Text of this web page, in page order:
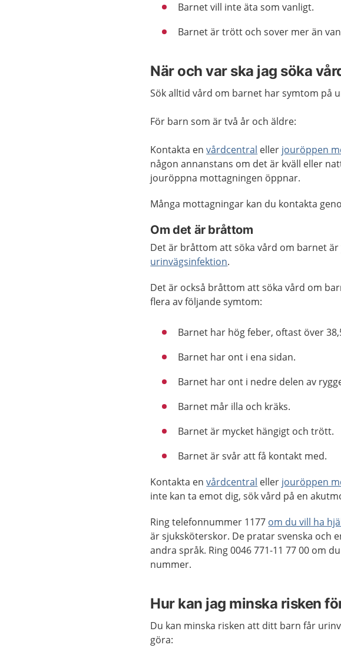
Barnet vill inte äta som vanligt.
Barnet är trött och sover mer än
När och var ska jag söka
Sök alltid vård om barnet har symtom på
För barn som är två år och äldre:
Kontakta envårdcentral eller jouröppen
någon annanstans om det är kväll eller
jouröppna mottagningen öppnar.
Många mottagningar kan du kontakta
Om det är bråttom
Det är bråttom att söka vård om barnet
urinvägsinfektion.
Det är också bråttom att söka vård om
flera av följande symtom:
Barnet har hög feber, oftast över
Barnet har ont i ena sidan.
Barnet har ont i nedre delen av
Barnet mår illa och kräks.
Barnet är mycket hängigt och trött.
Barnet är svår att få kontakt med.
Kontakta envårdcentral eller jouröppen
inte kan ta emot dig, sök vård på en
Ring telefonnummer 1177 om du vill ha
är sjuksköterskor. De pratar svenska och
andra språk. Ring 0046 771-11 77 00 om
nummer.
Hur kan jag minska risken
Du kan minska risken att ditt barn får
göra: